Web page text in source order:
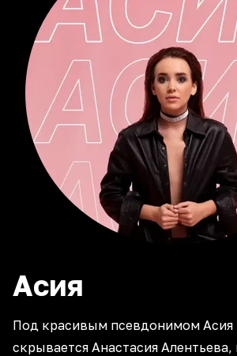
Асия
Под красивым псевдонимом Асия
скрывается Анастасия